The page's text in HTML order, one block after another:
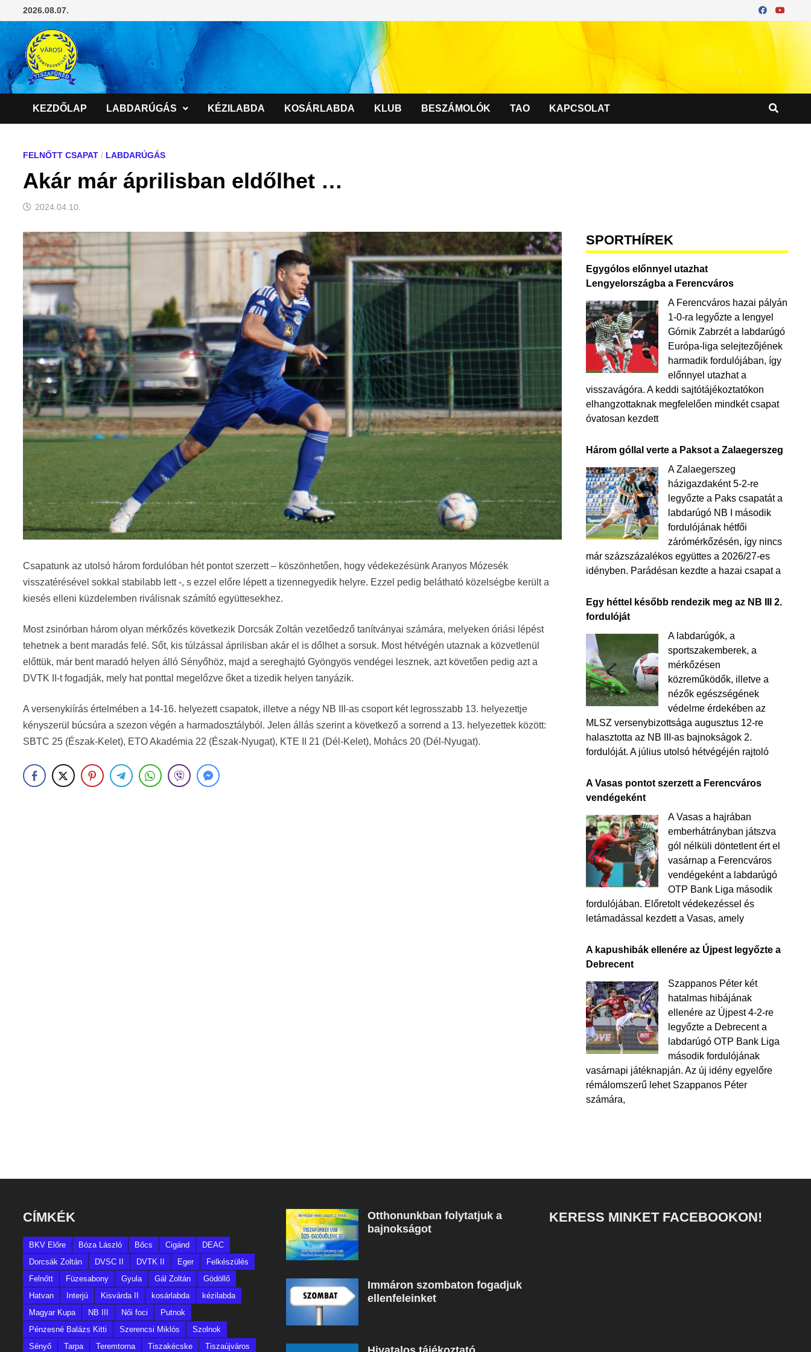
to
2026.08.07.
KEZDŐLAP LABDARÚGÁS KÉZILABDA KOSÁRLABDA KLUB BESZÁMOLÓK TAO KAPCSOLAT
FELNŐTT CSAPAT / LABDARÚGÁS
Akár már áprilisban eldőlhet …
2024.04.10.
Csapatunk az utolsó három fordulóban hét pontot szerzett – köszönhetően, hogy védekezésünk Aranyos Mózesék
visszatérésével sokkal stabilabb lett -, s ezzel előre lépett a tizennegyedik helyre. Ezzel pedig belátható közelségbe került a
kiesés elleni küzdelemben riválisnak számító együttesekhez.
Most zsinórban három olyan mérkőzés következik Dorcsák Zoltán vezetőedző tanítványai számára, melyeken óriási lépést
tehetnek a bent maradás felé. Sőt, kis túlzással áprilisban akár el is dőlhet a sorsuk. Most hétvégén utaznak a közvetlenül
előttük, már bent maradó helyen álló Sényőhöz, majd a sereghajtó Gyöngyös vendégei lesznek, azt követően pedig azt a
DVTK II-t fogadják, mely hat ponttal megelőzve őket a tizedik helyen tanyázik.
A versenykiírás értelmében a 14-16. helyezett csapatok, illetve a négy NB III-as csoport két legrosszabb 13. helyezettje
kényszerül búcsúra a szezon végén a harmadosztályból. Jelen állás szerint a következő a sorrend a 13. helyezettek között:
SBTC 25 (Észak-Kelet), ETO Akadémia 22 (Észak-Nyugat), KTE II 21 (Dél-Kelet), Mohács 20 (Dél-Nyugat).
SPORTHÍREK
Egygólos előnnyel utazhat
Lengyelországba a Ferencváros
A Ferencváros hazai pályán
1-0-ra legyőzte a lengyel
Górnik Zabrzét a labdarúgó
Európa-liga selejtezőjének
harmadik fordulójában, így
előnnyel utazhat a
visszavágóra. A keddi sajtótájékoztatókon
elhangzottaknak megfelelően mindkét csapat
óvatosan kezdett
Három góllal verte a Paksot a Zalaegerszeg
A Zalaegerszeg
házigazdaként 5-2-re
legyőzte a Paks csapatát a
labdarúgó NB I második
fordulójának hétfői
zárómérkőzésén, így nincs
már százszázalékos együttes a 2026/27-es
idényben. Parádésan kezdte a hazai csapat a
Egy héttel később rendezik meg az NB III 2.
fordulóját
A labdarúgók, a
sportszakemberek, a
mérkőzésen
közreműködők, illetve a
nézők egészségének
védelme érdekében az
MLSZ versenybizottsága augusztus 12-re
halasztotta az NB III-as bajnokságok 2.
fordulóját. A július utolsó hétvégéjén rajtoló
A Vasas pontot szerzett a Ferencváros
vendégeként
A Vasas a hajrában
emberhátrányban játszva
gól nélküli döntetlent ért el
vasárnap a Ferencváros
vendégeként a labdarúgó
OTP Bank Liga második
fordulójában. Előretolt védekezéssel és
letámadással kezdett a Vasas, amely
A kapushibák ellenére az Újpest legyőzte a
Debrecent
Szappanos Péter két
hatalmas hibájának
ellenére az Újpest 4-2-re
legyőzte a Debrecent a
labdarúgó OTP Bank Liga
második fordulójának
vasárnapi játéknapján. Az új idény egyelőre
rémálomszerű lehet Szappanos Péter
számára,
CÍMKÉK
BKV Előre Bóza László Bőcs Cigánd
DEAC
Dorcsák Zoltán
DVSC II DVTK II Eger
Felkészülés
Felnőtt
Füzesabony Gyula Gál Zoltán
Gödöllő
Hatvan
Interjú Kisvárda II kosárlabda
kézilabda
Magyar Kupa
NB III Női foci
Putnok
Pénzesné Balázs Kitti
Szerencsi Miklós
Szolnok
Sényő
Tarpa Teremtorna Tiszakécske Tiszaújváros
Otthonunkban folytatjuk a
bajnokságot
Immáron szombaton fogadjuk
ellenfeleinket
KERESS MINKET FACEBOOKON!